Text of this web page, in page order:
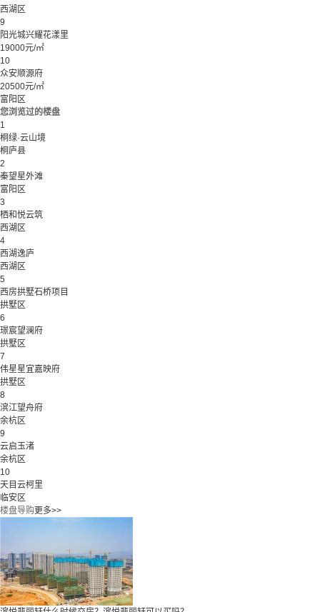
西湖区
9
阳光城兴耀花漾里
19000元/㎡
10
众安顺源府
20500元/㎡
富阳区
您浏览过的楼盘
1
桐绿·云山境
桐庐县
2
秦望星外滩
富阳区
3
栖和悦云筑
西湖区
4
西湖逸庐
西湖区
5
西房拱墅石桥项目
拱墅区
6
璟宸望澜府
拱墅区
7
伟星星宜嘉映府
拱墅区
8
滨江望舟府
余杭区
9
云启玉渚
余杭区
10
天目云柯里
临安区
楼盘导购更多>>